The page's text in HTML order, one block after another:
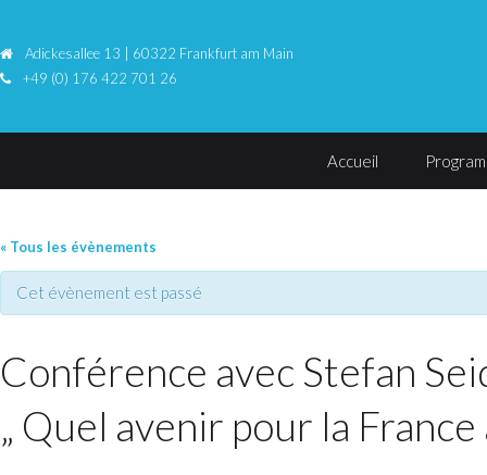
Adickesallee 13 | 60322 Frankfurt am Main
+49 (0) 176 422 701 26
Accueil
« Tous les évènements
Cet évènement est passé
Conférence avec Stefan
„ Quel avenir pour la